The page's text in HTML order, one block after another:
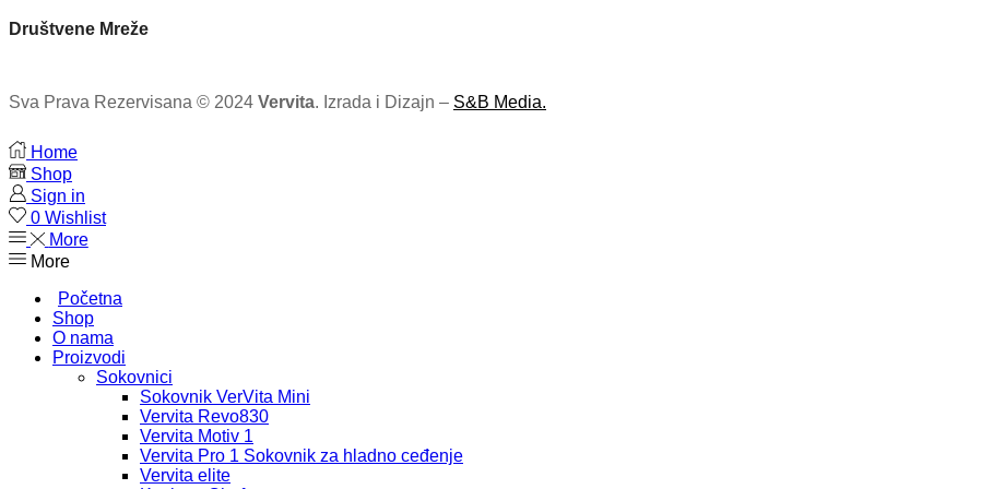
Društvene Mreže
Sva Prava Rezervisana © 2024 Vervita. Izrada i Dizajn – S&B Media.
Home
Shop
Sign in
0 Wishlist
More
More
Početna
Shop
O nama
Proizvodi
Sokovnici
Sokovnik VerVita Mini
Vervita Revo830
Vervita Motiv 1
Vervita Pro 1 Sokovnik za hladno ceđenje
Vervita elite